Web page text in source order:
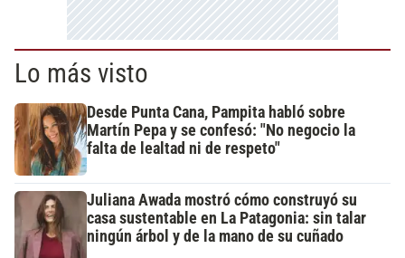
Lo más visto
Desde Punta Cana, Pampita habló sobre
Martín Pepa y se confesó: "No negocio la
falta de lealtad ni de respeto"
Juliana Awada mostró cómo construyó su
casa sustentable en La Patagonia: sin talar
ningún árbol y de la mano de su cuñado